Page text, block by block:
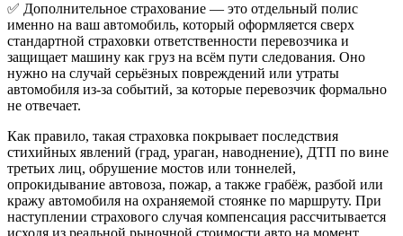
✅ Дополнительное страхование — это отдельный полис
именно на ваш автомобиль, который оформляется сверх
стандартной страховки ответственности перевозчика и
защищает машину как груз на всём пути следования. Оно
нужно на случай серьёзных повреждений или утраты
автомобиля из‑за событий, за которые перевозчик формально
не отвечает.​
Как правило, такая страховка покрывает последствия
стихийных явлений (град, ураган, наводнение), ДТП по вине
третьих лиц, обрушение мостов или тоннелей,
опрокидывание автовоза, пожар, а также грабёж, разбой или
кражу автомобиля на охраняемой стоянке по маршруту. При
наступлении страхового случая компенсация рассчитывается